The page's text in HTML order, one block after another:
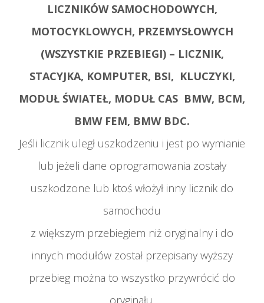
LICZNIKÓW SAMOCHODOWYCH,
MOTOCYKLOWYCH, PRZEMYSŁOWYCH
(WSZYSTKIE PRZEBIEGI) – LICZNIK,
STACYJKA, KOMPUTER, BSI, KLUCZYKI,
MODUŁ ŚWIATEŁ, MODUŁ CAS BMW, BCM,
BMW FEM, BMW BDC.
Jeśli licznik uległ uszkodzeniu i jest po wymianie
lub jeżeli dane oprogramowania zostały
uszkodzone lub ktoś włożył inny licznik do
samochodu
z większym przebiegiem niż oryginalny i do
innych modułów został przepisany wyższy
przebieg można to wszystko przywrócić do
oryginału.